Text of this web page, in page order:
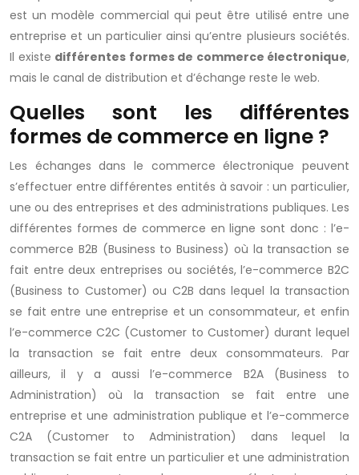
est un modèle commercial qui peut être utilisé entre une
entreprise et un particulier ainsi qu’entre plusieurs sociétés.
Il existe différentes formes de commerce électronique,
mais le canal de distribution et d’échange reste le web.
Quelles sont les différentes
formes de commerce en ligne ?
Les échanges dans le commerce électronique peuvent
s’effectuer entre différentes entités à savoir : un particulier,
une ou des entreprises et des administrations publiques. Les
différentes formes de commerce en ligne sont donc : l’e-
commerce B2B (Business to Business) où la transaction se
fait entre deux entreprises ou sociétés, l’e-commerce B2C
(Business to Customer) ou C2B dans lequel la transaction
se fait entre une entreprise et un consommateur, et enfin
l’e-commerce C2C (Customer to Customer) durant lequel
la transaction se fait entre deux consommateurs. Par
ailleurs, il y a aussi l’e-commerce B2A (Business to
Administration) où la transaction se fait entre une
entreprise et une administration publique et l’e-commerce
C2A (Customer to Administration) dans lequel la
transaction se fait entre un particulier et une administration